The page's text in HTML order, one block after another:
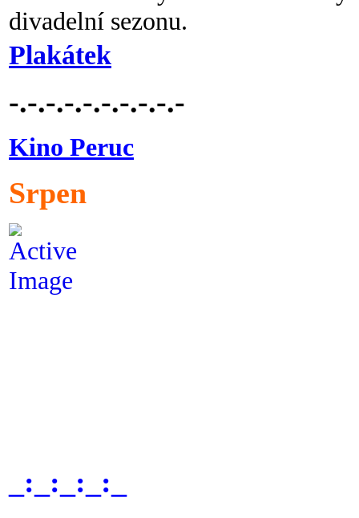
divadelní sezonu.
Plakátek
-.-.-.-.-.-.-.-.-.-
Kino Peruc
Srpen
_:_:_:_:_